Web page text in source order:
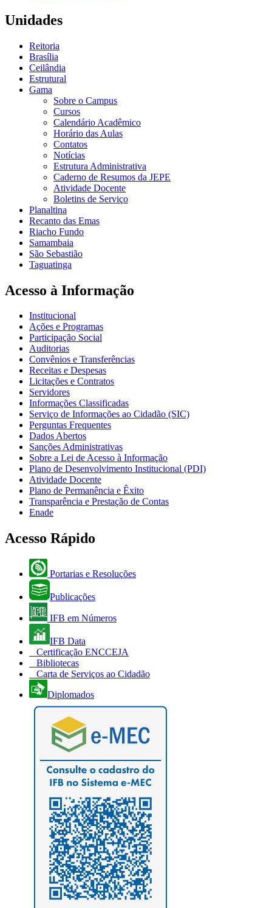
Unidades
Reitoria
Brasília
Ceilândia
Estrutural
Gama
Sobre o Campus
Cursos
Calendário Acadêmico
Horário das Aulas
Contatos
Notícias
Estrutura Administrativa
Caderno de Resumos da JEPE
Atividade Docente
Boletins de Serviço
Planaltina
Recanto das Emas
Riacho Fundo
Samambaia
São Sebastião
Taguatinga
Acesso à Informação
Institucional
Ações e Programas
Participação Social
Auditorias
Convênios e Transferências
Receitas e Despesas
Licitações e Contratos
Servidores
Informações Classificadas
Serviço de Informações ao Cidadão (SIC)
Perguntas Frequentes
Dados Abertos
Sanções Administrativas
Sobre a Lei de Acesso à Informação
Plano de Desenvolvimento Institucional (PDI)
Atividade Docente
Plano de Permanência e Êxito
Transparência e Prestação de Contas
Enade
Acesso Rápido
Portarias e Resoluções
Publicações
IFB em Números
IFB Data
Certificação ENCCEJA
Bibliotecas
Carta de Serviços ao Cidadão
Diplomados